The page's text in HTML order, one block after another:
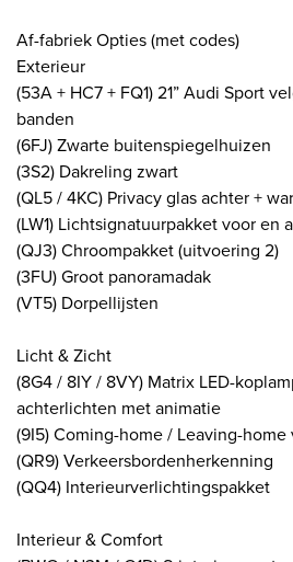
Af-fabriek Opties (met codes)
Exterieur
(53A + HC7 + FQ1) 21” Audi Sport
banden
(6FJ) Zwarte buitenspiegelhuizen
(3S2) Dakreling zwart
(QL5 / 4KC) Privacy glas achter +
(LW1) Lichtsignatuurpakket voor en
(QJ3) Chroompakket (uitvoering 2)
(3FU) Groot panoramadak
(VT5) Dorpellijsten
Licht & Zicht
(8G4 / 8IY / 8VY) Matrix LED-
achterlichten met animatie
(9I5) Coming-home / Leaving-
(QR9) Verkeersbordenherkenning
(QQ4) Interieurverlichtingspakket
Interieur & Comfort